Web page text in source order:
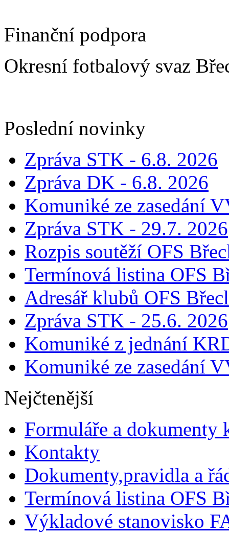
Finanční podpora
Okresní fotbalový svaz
Poslední novinky
Zpráva STK - 6.8. 2026
Zpráva DK - 6.8. 2026
Komuniké ze zasedání
Zpráva STK - 29.7. 2026
Rozpis soutěží OFS
Termínová listina OFS
Adresář klubů OFS
Zpráva STK - 25.6. 2026
Komuniké z jednání
Komuniké ze zasedání
Nejčtenější
Formuláře a dokumenty
Kontakty
Dokumenty,pravidla a
Termínová listina OFS
Výkladové stanovisko